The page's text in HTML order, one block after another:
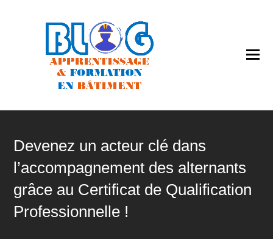
Devenez un acteur clé dans
l’accompagnement des alternants
grâce au Certificat de Qualification
Professionnelle !